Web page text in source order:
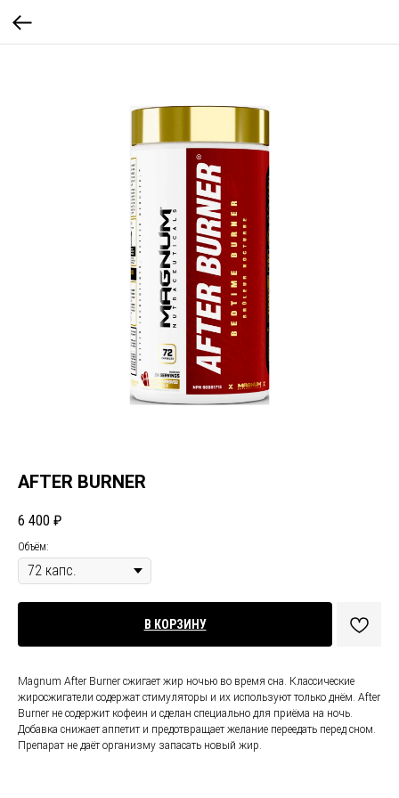
AFTER BURNER
6 400 ₽
Объём:
В КОРЗИНУ
Magnum After Burner сжигает жир ночью во время сна. Классические
жиросжигатели содержат стимуляторы и их используют только днём. After
Burner не содержит кофеин и сделан специально для приёма на ночь.
Добавка снижает аппетит и предотвращает желание переедать перед сном.
Препарат не даёт организму запасать новый жир.